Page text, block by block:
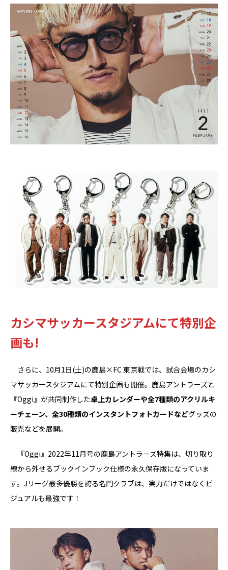
カシマサッカースタジアムにて特別企
画も!
さらに、10月1日(土)の鹿島×FC 東京戦では、試合会場のカシ
マサッカースタジアムにて特別企画も開催。鹿島アントラーズと
『Oggi』が共同制作した卓上カレンダーや全7種類のアクリルキ
ーチェーン、全30種類のインスタントフォトカードなどグッズの
販売などを展開。
『Oggi』2022年11月号の鹿島アントラーズ特集は、切り取り
線から外せるブックインブック仕様の永久保存版になっていま
す。Jリーグ最多優勝を誇る名門クラブは、実力だけではなくビ
ジュアルも最強です！